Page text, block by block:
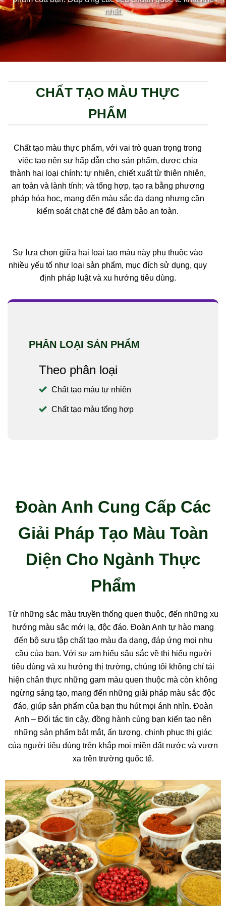
nhất.
CHẤT TẠO MÀU THỰC
PHẨM
Chất tạo màu thực phẩm, với vai trò quan trọng trong
việc tạo nên sự hấp dẫn cho sản phẩm, được chia
thành hai loại chính: tự nhiên, chiết xuất từ thiên nhiên,
an toàn và lành tính; và tổng hợp, tạo ra bằng phương
pháp hóa học, mang đến màu sắc đa dạng nhưng cần
kiểm soát chặt chẽ để đảm bảo an toàn.
Sự lựa chọn giữa hai loại tạo màu này phụ thuộc vào
nhiều yếu tố như loại sản phẩm, mục đích sử dụng, quy
định pháp luật và xu hướng tiêu dùng.
PHÂN LOẠI SẢN PHẨM
Theo phân loại
Chất tạo màu tự nhiên
Chất tạo màu tổng hợp
Đoàn Anh Cung Cấp Các
Giải Pháp Tạo Màu Toàn
Diện Cho Ngành Thực
Phẩm
Từ những sắc màu truyền thống quen thuộc, đến những xu
hướng màu sắc mới lạ, độc đáo. Đoàn Anh tự hào mang
đến bộ sưu tập chất tạo màu đa dạng, đáp ứng mọi nhu
cầu của bạn. Với sự am hiểu sâu sắc về thị hiếu người
tiêu dùng và xu hướng thị trường, chúng tôi không chỉ tái
hiện chân thực những gam màu quen thuộc mà còn không
ngừng sáng tạo, mang đến những giải pháp màu sắc độc
đáo, giúp sản phẩm của bạn thu hút mọi ánh nhìn. Đoàn
Anh – Đối tác tin cậy, đồng hành cùng bạn kiến tạo nên
những sản phẩm bắt mắt, ấn tượng, chinh phục thị giác
của người tiêu dùng trên khắp mọi miền đất nước và vươn
xa trên trường quốc tế.